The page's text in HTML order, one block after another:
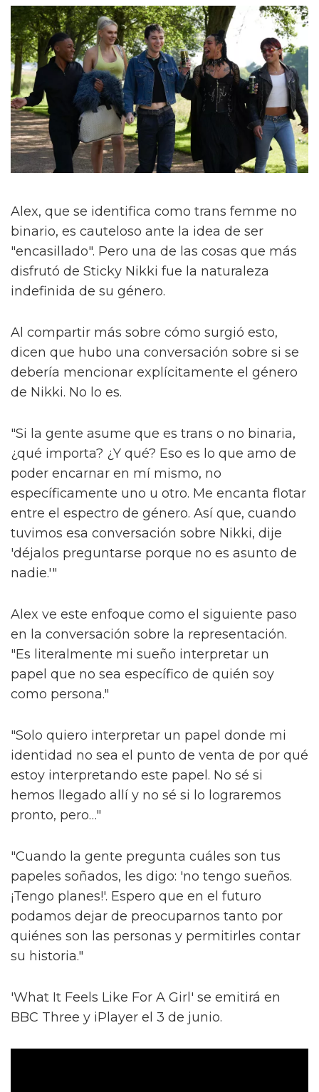
Alex, que se identifica como trans femme no
binario, es cauteloso ante la idea de ser
"encasillado". Pero una de las cosas que más
disfrutó de Sticky Nikki fue la naturaleza
indefinida de su género.
Al compartir más sobre cómo surgió esto,
dicen que hubo una conversación sobre si se
debería mencionar explícitamente el género
de Nikki. No lo es.
"Si la gente asume que es trans o no binaria,
¿qué importa? ¿Y qué? Eso es lo que amo de
poder encarnar en mí mismo, no
específicamente uno u otro. Me encanta flotar
entre el espectro de género. Así que, cuando
tuvimos esa conversación sobre Nikki, dije
'déjalos preguntarse porque no es asunto de
nadie.'"
Alex ve este enfoque como el siguiente paso
en la conversación sobre la representación.
"Es literalmente mi sueño interpretar un
papel que no sea específico de quién soy
como persona."
"Solo quiero interpretar un papel donde mi
identidad no sea el punto de venta de por qué
estoy interpretando este papel. No sé si
hemos llegado allí y no sé si lo lograremos
pronto, pero…"
"Cuando la gente pregunta cuáles son tus
papeles soñados, les digo: 'no tengo sueños.
¡Tengo planes!'. Espero que en el futuro
podamos dejar de preocuparnos tanto por
quiénes son las personas y permitirles contar
su historia."
'What It Feels Like For A Girl' se emitirá en
BBC Three y iPlayer el 3 de junio.